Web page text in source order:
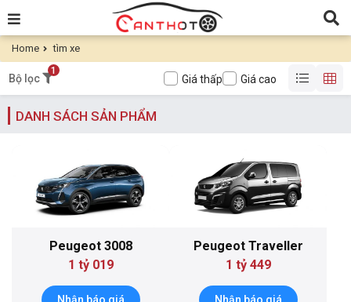
Home tìm xe
Bộ lọc
1
Giá thấp Giá cao
DANH SÁCH SẢN PHẨM
Peugeot 3008
1 tỷ 019
Peugeot Traveller
1 tỷ 449